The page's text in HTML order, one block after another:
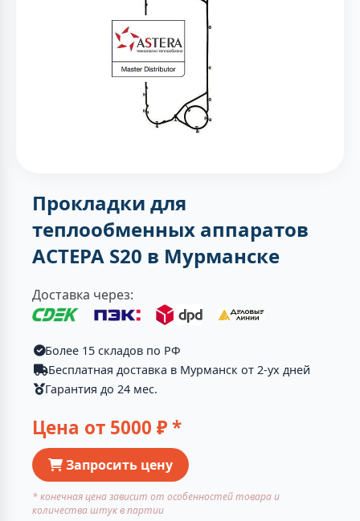
Прокладки для
теплообменных аппаратов
АСТЕРА S20 в Мурманске
Доставка через:
Более 15 складов по РФ
Бесплатная доставка в Мурманск от 2-ух дней
Гарантия до 24 мес.
Цена от 5000 ₽ *
Запросить цену
* конечная цена зависит от особенностей товара и
количества штук в партии